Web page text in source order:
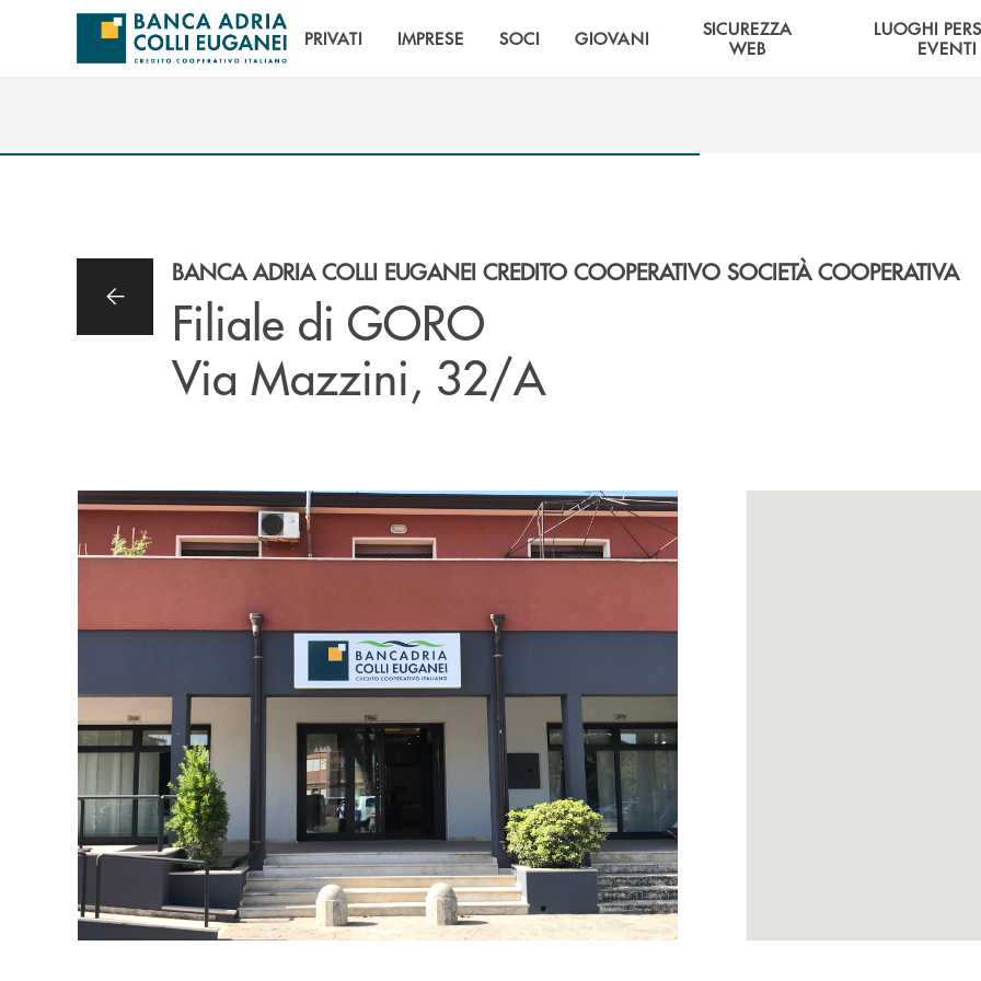
Salta al contenuto principale
PRIVATI IMPRESE SOCI GIOVANI
SICUREZZA
WEB
LUOGHI
EVENTI
BANCA ADRIA COLLI EUGANEI CREDITO COOPERATIVO SOCIETÀ COOPERATIVA
Filiale di GORO
Via Mazzini, 32/A